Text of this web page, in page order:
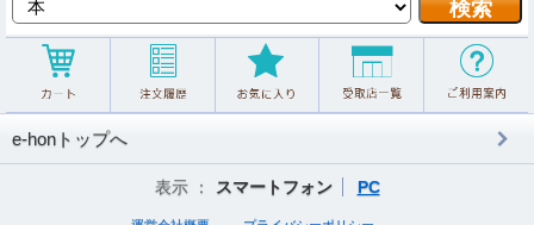
e-honトップへ
表示 ： スマートフォン PC